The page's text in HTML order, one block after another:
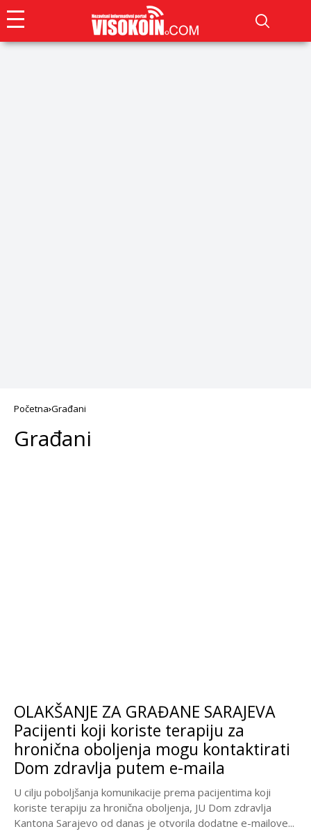
Početna Građani
Građani
OLAKŠANJE ZA GRAĐANE SARAJEVA
Pacijenti koji koriste terapiju za
hronična oboljenja mogu kontaktirati
Dom zdravlja putem e-maila
U cilju poboljšanja komunikacije prema pacijentima koji
koriste terapiju za hronična oboljenja, JU Dom zdravlja
Kantona Sarajevo od danas je otvorila dodatne e-mailove...